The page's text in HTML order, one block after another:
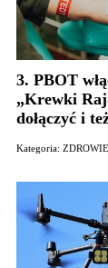
3. PBOT
„Krewki
dołączyć i
Kategoria: ZDROWIE